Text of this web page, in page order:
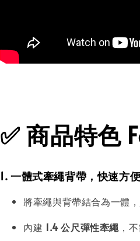
✅商品特色
1. 一體式牽繩背帶，快速方便
將牽繩與背帶結合為一體
內建 1.4 公尺彈性牽繩 ，